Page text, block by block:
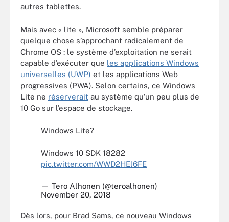
autres tablettes.
Mais avec « lite », Microsoft semble préparer
quelque chose s’approchant radicalement de
Chrome OS : le système d’exploitation ne serait
capable d’exécuter que les applications Windows
universelles (UWP) et les applications Web
progressives (PWA). Selon certains, ce Windows
Lite ne réserverait au système qu’un peu plus de
10 Go sur l’espace de stockage.
Windows Lite?
Windows 10 SDK 18282
pic.twitter.com/WWD2HEl6FE
— Tero Alhonen (@teroalhonen)
November 20, 2018
Dès lors, pour Brad Sams, ce nouveau Windows